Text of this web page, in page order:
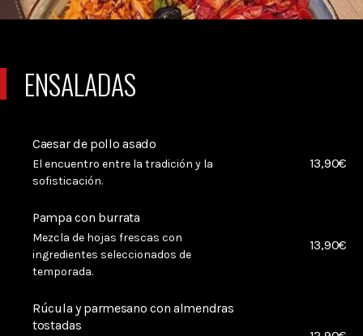
ENSALADAS
Caesar de pollo asado
El encuentro entre la tradición y la
sofisticación.
13,90€
Pampa con burrata
Mezcla de hojas frescas con
ingredientes seleccionados de
temporada.
13,90€
Rúcula y parmesano con almendras
tostadas